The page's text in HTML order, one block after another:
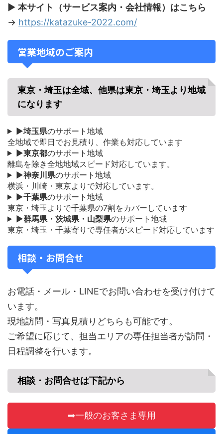
▶ 本サイト（サービス案内・会社情報）はこちら
→ https://katazuke-2022.com/
営業地域のご案内
東京・埼玉は全域、他県は東京・埼玉より地域
になります
▶埼玉県のサポート地域
全地域で即日でお見積り、作業も対応しています
▶東京都のサポート地域
離島を除き全地地域スピード対応しています。
▶神奈川県のサポート地域
横浜・川崎・東京よりで対応しています。
▶千葉県のサポート地域
東京・埼玉よりで千葉県の7割をカバーしています
▶群馬県・茨城県・山梨県のサポート地域
東京・埼玉・千葉寄りで専任者がスピード対応しています
相談・お問合せ
お電話・メール・LINEでお問い合わせを受け付けて
います。
現地訪問・写真見積りどちらも可能です。
ご希望に応じて、担当エリアの専任担当者が訪問・
日程調整を行います。
相談・お問合せは下記から
➡一般のお客さま専用